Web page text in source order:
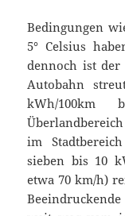
Bedingungen
5° Celsius
dennoch ist
Autobahn
kWh/
im
sieben bis 10
etwa 70 km/h)